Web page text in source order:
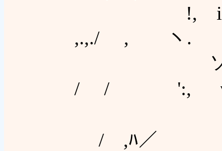
!, i |
,.,./ , ヽ.
ソ
/ / ':,
/ ,ﾊ／